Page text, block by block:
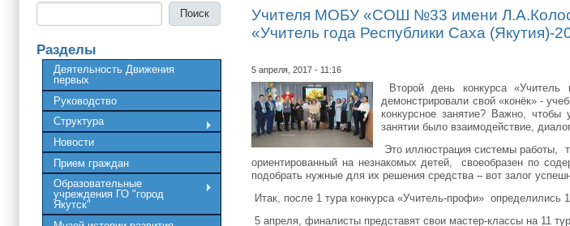
Разделы
Деятельность Движения
первых
Руководство
Структура
Новости
Прием граждан
Образовательные
учреждения ГО "город
Якутск"
Учителя МОБУ «СОШ №33 имени
«Учитель года Республики Саха (Якутия)-
5 апреля, 2017 - 11:16
Второй день конкурса
демонстрировали свой «конёк» -
конкурсное занятие? Важно,
занятии было взаимодействие,
Это иллюстрация системы работы,
ориентированный на незнакомых детей, своеобразен по
подобрать нужные для их решения средства – вот залог
Итак, после 1 тура конкурса «Учитель-профи» определились
5 апреля, финалисты представят свои мастер-классы на 11